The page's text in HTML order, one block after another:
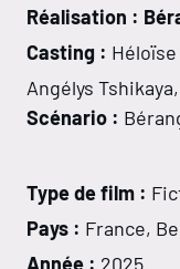
Réalisation :
Casting :
Angélys
Scénario :
Type de film :
Pays : France,
Année : 2025